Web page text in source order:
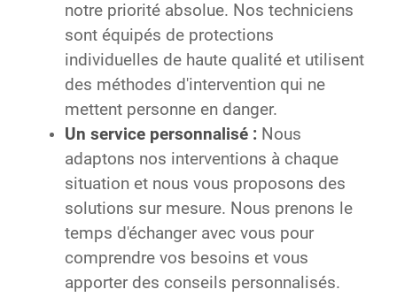
notre priorité absolue. Nos techniciens
sont équipés de protections
individuelles de haute qualité et utilisent
des méthodes d'intervention qui ne
mettent personne en danger.
Un service personnalisé : Nous
adaptons nos interventions à chaque
situation et nous vous proposons des
solutions sur mesure. Nous prenons le
temps d'échanger avec vous pour
comprendre vos besoins et vous
apporter des conseils personnalisés.